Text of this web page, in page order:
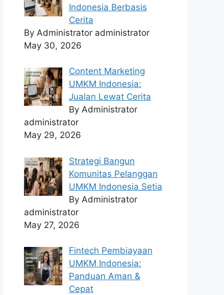
Indonesia Berbasis
Cerita
By Administrator administrator
May 30, 2026
Content Marketing
UMKM Indonesia:
Jualan Lewat Cerita
By Administrator
administrator
May 29, 2026
Strategi Bangun
Komunitas Pelanggan
UMKM Indonesia Setia
By Administrator
administrator
May 27, 2026
Fintech Pembiayaan
UMKM Indonesia:
Panduan Aman &
Cepat